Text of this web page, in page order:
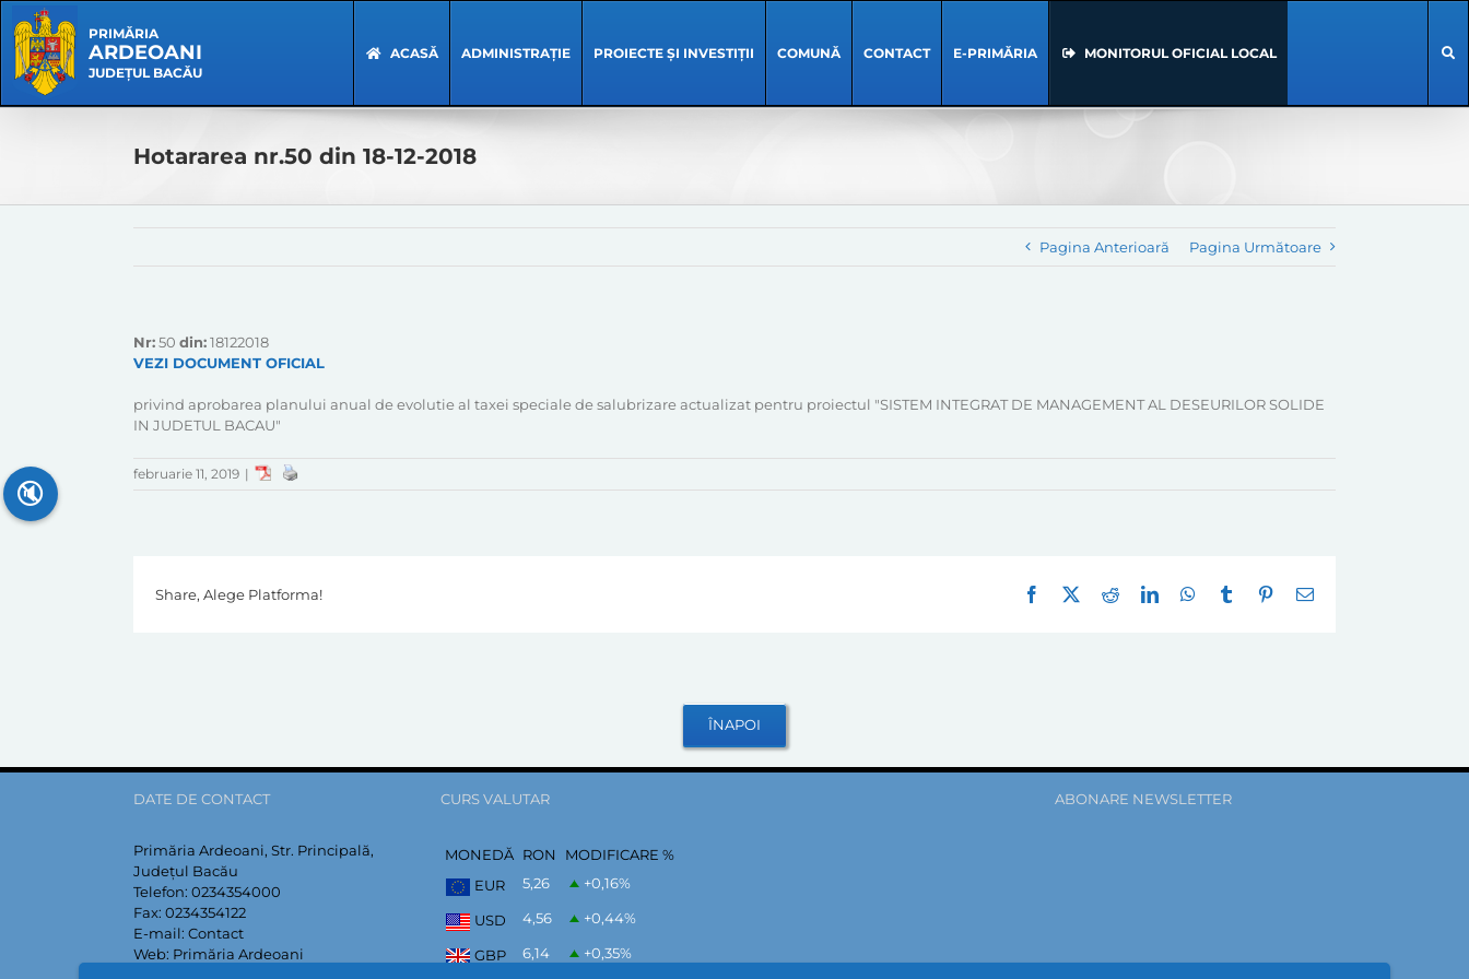
content
Navigation
PRIMĂRIA
ARDEOANI
JUDEȚUL BACĂU
ACASĂ ADMINISTRAȚIE PROIECTE ȘI INVESTIȚII COMUNĂ CONTACT E-PRIMĂRIA MONITORUL OFICIAL LOCAL
Hotararea nr.50 din 18-12-2018
Pagina Anterioară Pagina Următoare
Nr:50 din:18122018
VEZI DOCUMENT OFICIAL
privind aprobarea planului anual de evolutie al taxei speciale de salubrizare actualizat pentru proiectul "SISTEM INTEGRAT DE MANAGEMENT AL DESEURILOR SOLIDE
IN JUDETUL BACAU"
februarie 11, 2019 |
Share, Alege Platforma! Facebook RedditLinkedInWhatsApp
Tumblr Pinterest
E-
DATE DE CONTACT
Primăria Ardeoani, Str. Principală,
Județul Bacău
Telefon: 0234354000
Fax: 0234354122
E-mail: Contact
Web: Primăria Ardeoani
CURS VALUTAR
MONEDĂ RON
MODIFICARE %
EUR
5,26 +0,16%
USD 4,56 +0,44%
GBP 6,14 +0,35%
ABONARE NEWSLETTER
🔇